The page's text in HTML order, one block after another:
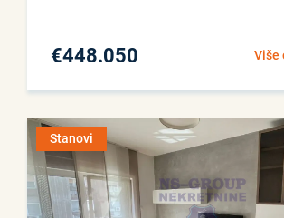
Više
€448.050
Stanovi